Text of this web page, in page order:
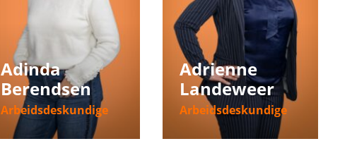
Adinda
Berendsen
Arbeidsdeskundige
Adrienne
Landeweer
Arbeidsdeskundige